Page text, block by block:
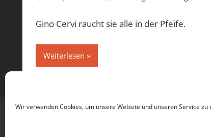
Wir verwenden Cookies, um unsere Website und unseren Service zu
Gino Cervi raucht sie alle in der Pfeife.
Weiterlesen